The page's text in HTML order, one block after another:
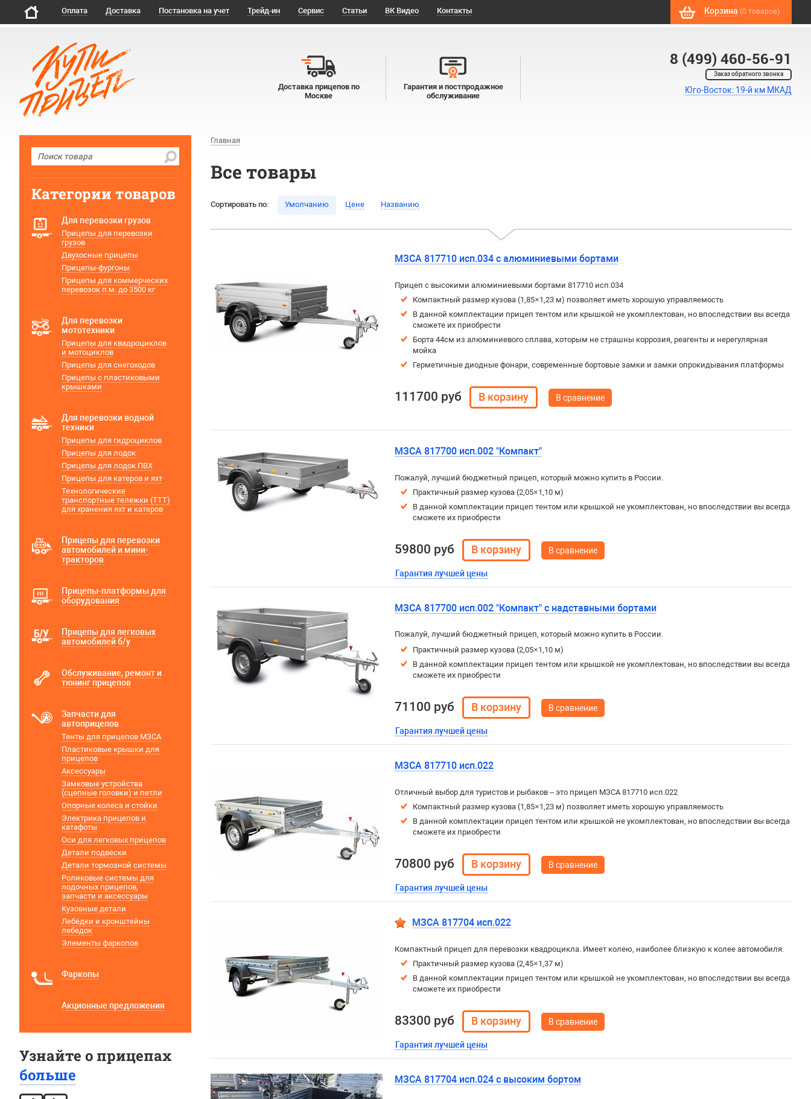
Оплата Доставка Постановка на учет Трейд-ин Сервис Статьи ВК Видео Контакты Корзина (0 товаров)
8 (499) 460-56-91
Заказ обратного звонка
Юго-Восток: 19-й км МКАД
Доставка прицепов по
Москве
Гарантия и постпродажное
обслуживание
Главная
Все товары
Сортировать по: Умолчанию Цене Названию
МЗСА 817710 исп.034 с алюминиевыми бортами
Прицеп с высокими алюминиевыми бортами 817710 исп.034
Компактный размер кузова (1,85×1,23 м) позволяет иметь хорошую управляемость
В данной комплектации прицеп тентом или крышкой не укомплектован, но впоследствии вы всегда
сможете их приобрести
Борта 44см из алюминиевого сплава, которым не страшны коррозия, реагенты и нерегулярная
мойка
Герметичные диодные фонари, современные бортовые замки и замки опрокидывания платформы
111700 руб В сравнение
МЗСА 817700 исп.002 "Компакт"
Пожалуй, лучший бюджетный прицеп, который можно купить в России.
Практичный размер кузова (2,05×1,10 м)
В данной комплектации прицеп тентом или крышкой не укомплектован, но впоследствии вы всегда
сможете их приобрести
59800 руб
Гарантия лучшей цены
В сравнение
МЗСА 817700 исп.002 "Компакт" с надставными бортами
Пожалуй, лучший бюджетный прицеп, который можно купить в России.
Практичный размер кузова (2,05×1,10 м)
В данной комплектации прицеп тентом или крышкой не укомплектован, но впоследствии вы всегда
сможете их приобрести
71100 руб
Гарантия лучшей цены
В сравнение
МЗСА 817710 исп.022
Отличный выбор для туристов и рыбаков – это прицеп МЗСА 817710 исп.022
Компактный размер кузова (1,85×1,23 м) позволяет иметь хорошую управляемость
В данной комплектации прицеп тентом или крышкой не укомплектован, но впоследствии вы всегда
сможете их приобрести
70800 руб
Гарантия лучшей цены
В сравнение
МЗСА 817704 исп.022
Компактный прицеп для перевозки квадроцикла. Имеет колею, наиболее близкую к колее автомобиля.
Практичный размер кузова (2,45×1,37 м)
В данной комплектации прицеп тентом или крышкой не укомплектован, но впоследствии вы всегда
сможете их приобрести
83300 руб
Гарантия лучшей цены
В сравнение
МЗСА 817704 исп.024 с высоким бортом
Категории товаров
Для перевозки грузов
Прицепы для перевозки
грузов
Двухосные прицепы
Прицепы-фургоны
Прицепы для коммерческих
перевозок п.м. до 3500 кг
Для перевозки
мототехники
Прицепы для квадроциклов
и мотоциклов
Прицепы для снегоходов
Прицепы с пластиковыми
крышками
Для перевозки водной
техники
Прицепы для гидроциклов
Прицепы для лодок
Прицепы для лодок ПВХ
Прицепы для катеров и яхт
Технологические
транспортные тележки (ТТТ)
для хранения яхт и катеров
Прицепы для перевозки
автомобилей и мини-
тракторов
Прицепы-платформы для
оборудования
Прицепы для легковых
автомобилей б/у
Обслуживание, ремонт и
тюнинг прицепов
Запчасти для
автоприцепов
Тенты для прицепов МЗСА
Пластиковые крышки для
прицепов
Аксессуары
Замковые устройства
(сцепные головки) и петли
Опорные колеса и стойки
Электрика прицепов и
катафоты
Оси для легковых прицепов
Детали подвески
Детали тормозной системы
Роликовые системы для
лодочных прицепов,
запчасти и аксессуары
Кузовные детали
Лебёдки и кронштейны
лебедок
Элементы фаркопов
Фаркопы
Акционные предложения
Узнайте о прицепах
больше